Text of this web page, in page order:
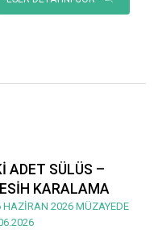
ADET SÜLÜS –
KARALAMA
HAZİRAN 2026 MÜZAYEDE